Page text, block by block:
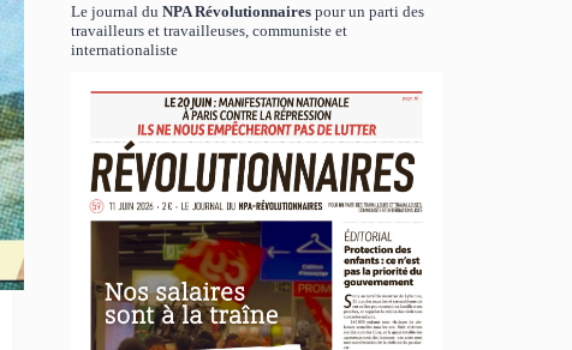
Le journal duNPA Révolutionnaires pour un parti des
travailleurs et travailleuses, communiste et
internationaliste